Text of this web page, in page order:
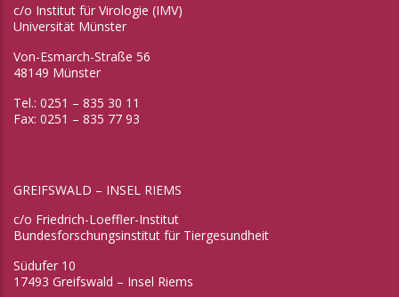
c/o Institut für Virologie (IMV)
Universität Münster
Von-Esmarch-Straße 56
48149 Münster
Tel.: 0251 – 835 30 11
Fax: 0251 – 835 77 93
GREIFSWALD – INSEL RIEMS
c/o Friedrich-Loeffler-Institut
Bundesforschungsinstitut für Tiergesundheit
Südufer 10
17493 Greifswald – Insel Riems